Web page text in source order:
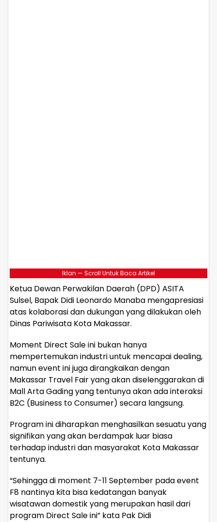
Iklan — Scroll Untuk Baca Artikel
Ketua Dewan Perwakilan Daerah (DPD) ASITA
Sulsel, Bapak Didi Leonardo Manaba mengapresiasi
atas kolaborasi dan dukungan yang dilakukan oleh
Dinas Pariwisata Kota Makassar.
Moment Direct Sale ini bukan hanya
mempertemukan industri untuk mencapai dealing,
namun event ini juga dirangkaikan dengan
Makassar Travel Fair yang akan diselenggarakan di
Mall Arta Gading yang tentunya akan ada interaksi
B2C (Business to Consumer) secara langsung.
Program ini diharapkan menghasilkan sesuatu yang
signifikan yang akan berdampak luar biasa
terhadap industri dan masyarakat Kota Makassar
tentunya.
“Sehingga di moment 7-11 September pada event
F8 nantinya kita bisa kedatangan banyak
wisatawan domestik yang merupakan hasil dari
program Direct Sale ini” kata Pak Didi